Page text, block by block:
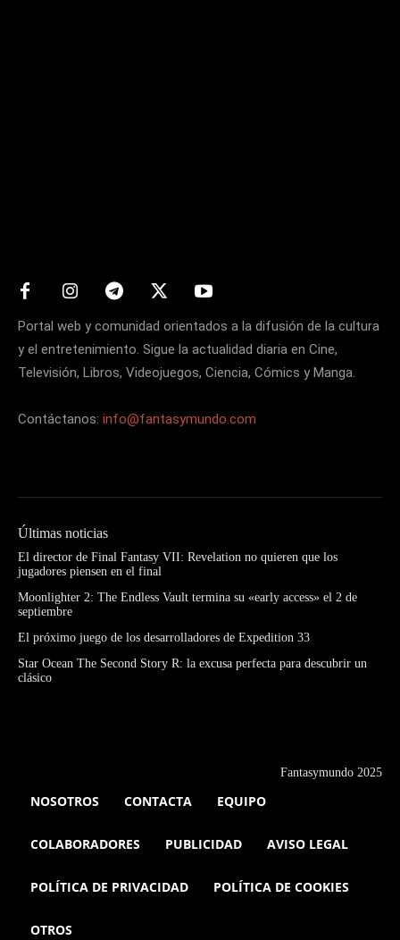
Portal web y comunidad orientados a la difusión de la cultura
y el entretenimiento. Sigue la actualidad diaria en Cine,
Televisión, Libros, Videojuegos, Ciencia, Cómics y Manga.
Contáctanos: info@fantasymundo.com
Últimas noticias
El director de Final Fantasy VII: Revelation no quieren que los
jugadores piensen en el final
Moonlighter 2: The Endless Vault termina su «early access» el 2 de
septiembre
El próximo juego de los desarrolladores de Expedition 33
Star Ocean The Second Story R: la excusa perfecta para descubrir un
clásico
Fantasymundo 2025
NOSOTROS CONTACTA EQUIPO
COLABORADORES PUBLICIDAD AVISO LEGAL
POLÍTICA DE PRIVACIDAD POLÍTICA DE COOKIES
OTROS